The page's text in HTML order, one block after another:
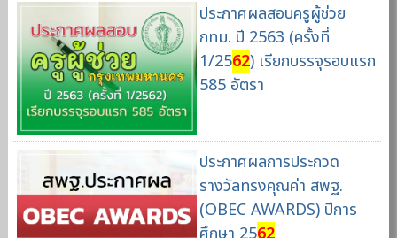
ประกาศผลสอบครูผู้ช่วย
กทม. ปี 2563 (ครั้งที่
1/2562) เรียกบรรจุรอบแรก
585 อัตรา
ประกาศผลการประกวด
รางวัลทรงคุณค่า สพฐ.
(OBEC AWARDS) ปีการ